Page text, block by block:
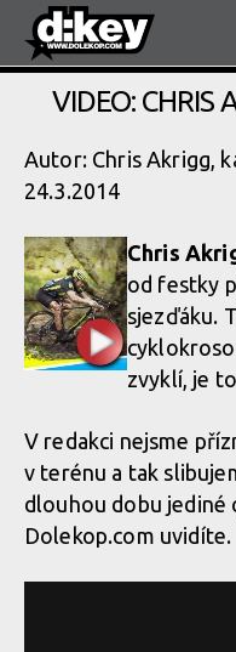
VIDEO: CHRIS
Autor: Chris Akrigg,
24.3.2014
Chris
od festky
sjezďáku.
zvyklí, je
V redakci nejsme
v terénu a tak
dlouhou dobu jediné
Dolekop.com uvidíte.